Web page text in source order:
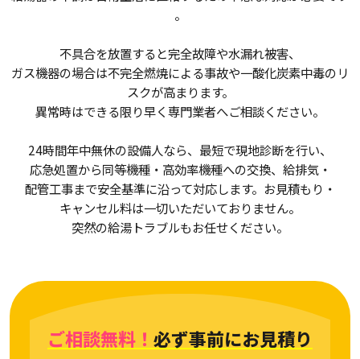
。
不具合を放置すると完全故障や水漏れ被害、
ガス機器の場合は不完全燃焼による事故や一酸化炭素中毒のリ
スクが高まります。
異常時はできる限り早く専門業者へご相談ください。
24時間年中無休の設備人なら、最短で現地診断を行い、
応急処置から同等機種・高効率機種への交換、給排気・
配管工事まで安全基準に沿って対応します。お見積もり・
キャンセル料は一切いただいておりません。
突然の給湯トラブルもお任せください。
ご相談無料！ 必ず事前にお見積り